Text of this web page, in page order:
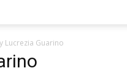
Lucrezia Guarino